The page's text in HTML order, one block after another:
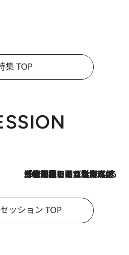
集 TOP
2026.8.3
「住宅建てられない…」「サーチャージ料の高値が続いている」ホルムズ海峡封鎖による影響はいつまで続く？《エネルギー専門家に聞く“どうなる日本の暮らし”》
ッション TOP